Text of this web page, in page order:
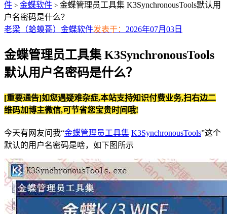
件 > 金蝶软件 > 金蝶管理员工具集 K3SynchronousTools默认用
户名密码是什么？
老梁（蛤蟆哥） 金蝶软件发表于： 2026年07月03日
金蝶管理员工具集 K3SynchronousTools
默认用户名密码是什么？
[重要通告]如您遇疑难杂症,本站支持知识付费业务,扫右边二
维码加博主微信,可节省您宝贵时间哦!
今天有网友问我“金蝶管理员工具集 K3SynchronousTools”这个
默认的用户名密码是啥，如下图所示